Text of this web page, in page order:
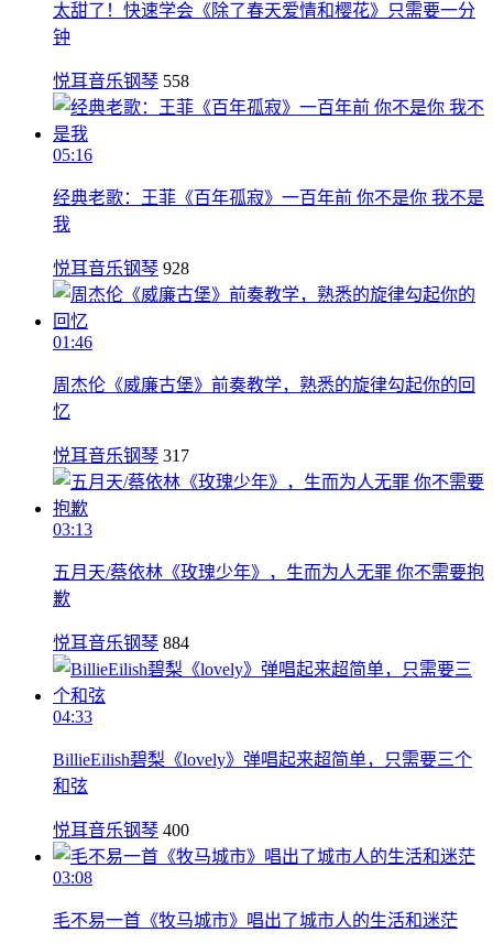
太甜了！快速学会《除了春天爱情和樱花》只需要一分
钟
悦耳音乐钢琴 558
05:16
经典老歌：王菲《百年孤寂》一百年前 你不是你 我不是
我
悦耳音乐钢琴 928
01:46
周杰伦《威廉古堡》前奏教学，熟悉的旋律勾起你的回
忆
悦耳音乐钢琴 317
03:13
五月天/蔡依林《玫瑰少年》，生而为人无罪 你不需要抱
歉
悦耳音乐钢琴 884
04:33
BillieEilish碧梨《lovely》弹唱起来超简单，只需要三个
和弦
悦耳音乐钢琴 400
03:08
毛不易一首《牧马城市》唱出了城市人的生活和迷茫